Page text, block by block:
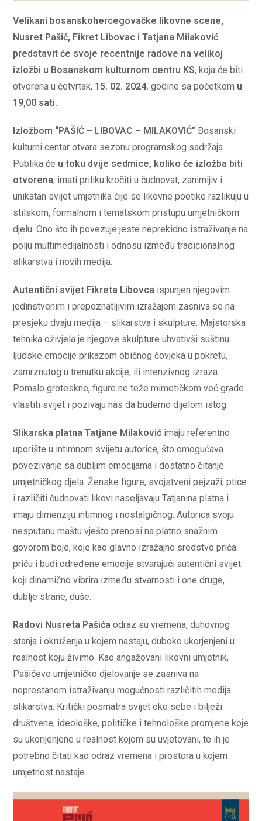
Velikani bosanskohercegovačke likovne scene,
Nusret Pašić, Fikret Libovac i Tatjana Milaković
predstavit će svoje recentnije radove na velikoj
izložbi u Bosanskom kulturnom centru KS, koja će biti
otvorena u četvrtak, 15. 02. 2024. godine sa početkom u
19,00 sati.
Izložbom “PAŠIĆ – LIBOVAC – MILAKOVIĆ” Bosanski
kulturni centar otvara sezonu programskog sadržaja.
Publika će u toku dvije sedmice, koliko će izložba biti
otvorena, imati priliku kročiti u čudnovat, zanimljiv i
unikatan svijet umjetnika čije se likovne poetike razlikuju u
stilskom, formalnom i tematskom pristupu umjetničkom
djelu. Ono što ih povezuje jeste neprekidno istraživanje na
polju multimedijalnosti i odnosu između tradicionalnog
slikarstva i novih medija.
Autentični svijet Fikreta Libovca ispunjen njegovim
jedinstvenim i prepoznatljivim izražajem zasniva se na
presjeku dvaju medija – slikarstva i skulpture. Majstorska
tehnika oživjela je njegove skulpture uhvativši suštinu
ljudske emocije prikazom običnog čovjeka u pokretu,
zamrznutog u trenutku akcije, ili intenzivnog izraza.
Pomalo groteskne, figure ne teže mimetičkom već grade
vlastiti svijet i pozivaju nas da budemo dijelom istog.
Slikarska platna Tatjane Milaković imaju referentno
uporište u intimnom svijetu autorice, što omogućava
povezivanje sa dubljim emocijama i dostatno čitanje
umjetničkog djela. Ženske figure, svojstveni pejzaži, ptice
i različiti čudnovati likovi naseljavaju Tatjanina platna i
imaju dimenziju intimnog i nostalgičnog. Autorica svoju
nesputanu maštu vješto prenosi na platno snažnim
govorom boje, koje kao glavno izražajno sredstvo priča
priču i budi određene emocije stvarajući autentični svijet
koji dinamično vibrira između stvarnosti i one druge,
dublje strane, duše.
Radovi Nusreta Pašića odraz su vremena, duhovnog
stanja i okruženja u kojem nastaju, duboko ukorjenjeni u
realnost koju živimo. Kao angažovani likovni umjetnik,
Pašićevo umjetničko djelovanje se zasniva na
neprestanom istraživanju mogućnosti različitih medija
slikarstva. Kritički posmatra svijet oko sebe i bilježi
društvene, ideološke, političke i tehnološke promjene koje
su ukorijenjene u realnost kojom su uvjetovani, te ih je
potrebno čitati kao odraz vremena i prostora u kojem
umjetnost nastaje.